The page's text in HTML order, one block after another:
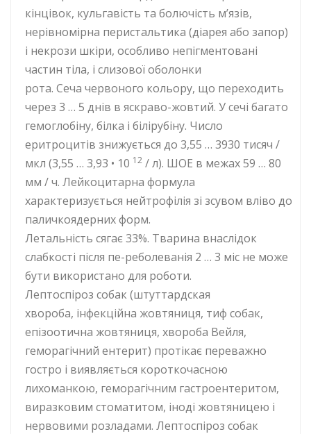
кінцівок, кульгавість та болючість м’язів,
нерівномірна перистальтика (діарея або запор)
і некрози шкіри, особливо непігментовані
частин тіла, і слизової оболонки
рота. Сеча червоного кольору, що переходить
через 3 … 5 днів в яскраво-жовтий. У сечі багато
гемоглобіну, білка і білірубіну. Число
еритроцитів знижується до 3,55 … 3930 тисяч /
мкл (3,55 … 3,93 • 10 12 / л). ШОЕ в межах 59 … 80
мм / ч. Лейкоцитарна формула
характеризується нейтрофілія зі зсувом вліво до
паличкоядерних форм.
Летальність сягає 33%. Тварина внаслідок
слабкості після пе-реболеванія 2 … 3 міс не може
бути використано для роботи.
Лептоспіроз собак (штуттардская
хвороба, інфекційна жовтяниця, тиф собак,
епізоотична жовтяниця, хвороба Вейля,
геморагічний ентерит) протікає переважно
гостро і виявляється короткочасною
лихоманкою, геморагічним гастроентеритом,
виразковим стоматитом, іноді жовтяницею і
нервовими розладами. Лептоспіроз собак